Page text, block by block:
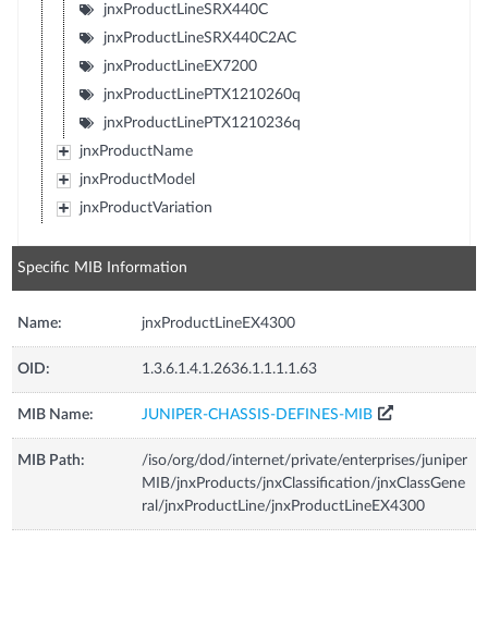
jnxProductLineSRX440C
jnxProductLineSRX440C2AC
jnxProductLineEX7200
jnxProductLinePTX1210260q
jnxProductLinePTX1210236q
jnxProductName
jnxProductModel
jnxProductVariation
Specific MIB Information
Name: jnxProductLineEX4300
OID: 1.3.6.1.4.1.2636.1.1.1.1.63
MIB Name: JUNIPER-CHASSIS-DEFINES-MIB
MIB Path:
/iso/org/dod/internet/private/enterprises/juniper
MIB/jnxProducts/jnxClassification/jnxClassGene
ral/jnxProductLine/jnxProductLineEX4300